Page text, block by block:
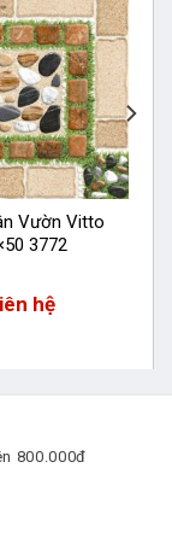
Vườn Vitto
3772
hệ
800.000đ